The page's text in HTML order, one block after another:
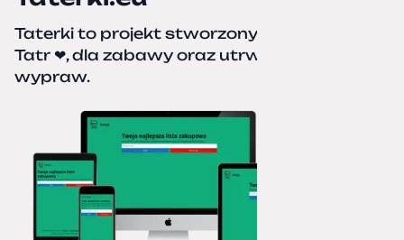
Taterki to projekt stworzony z miłości do
Tatr ❤, dla zabawy oraz utrwalenia naszych
wypraw.